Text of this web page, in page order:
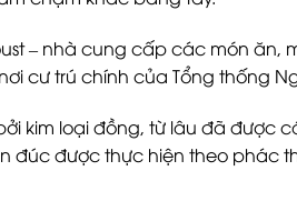
– nhà cung cấp các món ăn,
cư trú chính của Tổng thống
kim loại đồng, từ lâu đã được
đúc được thực hiện theo phác